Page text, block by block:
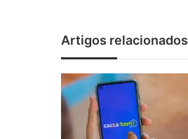
ensino
médio
Artigos relacionados